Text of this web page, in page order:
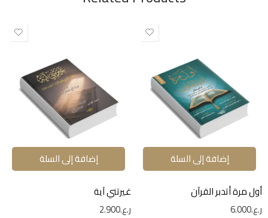
إضافة إلى السلة
أول مرة أتدبر القرآن
ر.ع.6.000
إضافة إلى السلة
غيرتني آية
ر.ع.2.900